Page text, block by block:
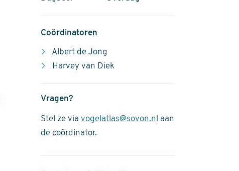
Coördinatoren
Albert de Jong
Harvey van Diek
Vragen?
Stel ze via vogelatlas@sovon.nl
aan
de coördinator.